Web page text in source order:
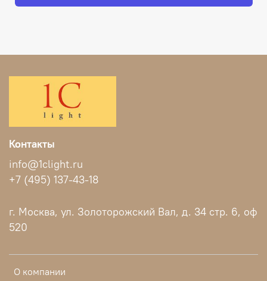
О компании
Контакты
info@1clight.ru
+7 (495) 137-43-18
г. Москва, ул. Золоторожский Вал, д. 34 стр. 6, оф
520